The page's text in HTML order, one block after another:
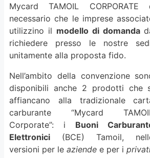
Mycard TAMOIL CORPORATE
necessario che le imprese
utilizzino il modello di domanda
richiedere presso le nostre
unitamente alla proposta fido.
Nell’ambito della convenzione
disponibili anche 2 prodotti che
affiancano alla tradizionale
carburante “Mycard
Corporate”: i Buoni
Elettronici (BCE) Tamoil,
versioni per le aziende e per i